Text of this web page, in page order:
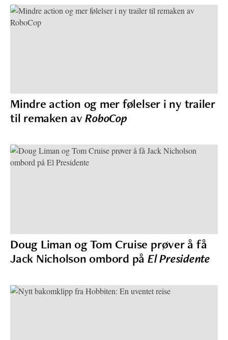
Mindre action og mer følelser i ny trailer
til remaken avRoboCop
Doug Liman og Tom Cruise prøver å få
Jack Nicholson ombord på El Presidente